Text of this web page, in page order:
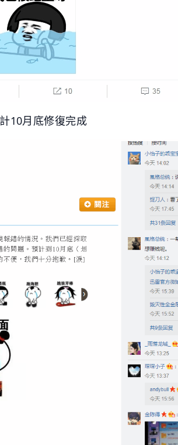
10月底修復完成